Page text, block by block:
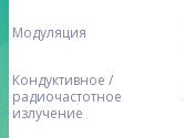
Модуляция
Кондуктивное /
радиочастотное
излучение